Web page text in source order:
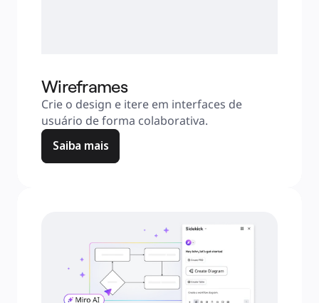
Wireframes
Crie o design e itere em interfaces de
usuário de forma colaborativa.
Saiba mais